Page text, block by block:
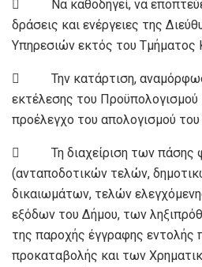
 Να καθοδηγεί, να εποπτεύει
δράσεις και ενέργειες της
Υπηρεσιών εκτός του Τμήματος
 Την κατάρτιση,
εκτέλεσης του Προϋπολογισμού
προέλεγχο του απολογισμού
 Τη διαχείριση των πάσης
(ανταποδοτικών τελών,
δικαιωμάτων, τελών
εξόδων του Δήμου, των
της παροχής έγγραφης εντολής
προκαταβολής και των